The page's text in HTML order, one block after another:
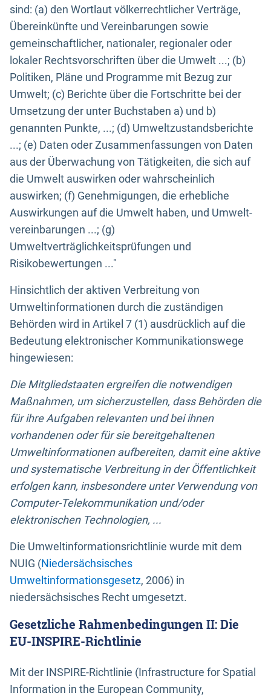
sind: (a) den Wortlaut völkerrechtlicher Verträge,
Übereinkünfte und Vereinbarungen sowie
gemeinschaftlicher, nationaler, regionaler oder
lokaler Rechtsvorschriften über die Umwelt ...; (b)
Politiken, Pläne und Programme mit Bezug zur
Umwelt; (c) Berichte über die Fortschritte bei der
Umsetzung der unter Buchstaben a) und b)
genannten Punkte, ...; (d) Umweltzustandsberichte
...; (e) Daten oder Zusammenfassungen von Daten
aus der Überwachung von Tätigkeiten, die sich auf
die Umwelt auswirken oder wahrscheinlich
auswirken; (f) Genehmigungen, die erhebliche
Auswirkungen auf die Umwelt haben, und Umwelt-
vereinbarungen ...; (g)
Umweltverträglichkeitsprüfungen und
Risikobewertungen ..."
Hinsichtlich der aktiven Verbreitung von
Umweltinformationen durch die zuständigen
Behörden wird in Artikel 7 (1) ausdrücklich auf die
Bedeutung elektronischer Kommunikationswege
hingewiesen:
Die Mitgliedstaaten ergreifen die notwendigen
Maßnahmen, um sicherzustellen, dass Behörden die
für ihre Aufgaben relevanten und bei ihnen
vorhandenen oder für sie bereitgehaltenen
Umweltinformationen aufbereiten, damit eine aktive
und systematische Verbreitung in der Öffentlichkeit
erfolgen kann, insbesondere unter Verwendung von
Computer-Telekommunikation und/oder
elektronischen Technologien, ...
Die Umweltinformationsrichtlinie wurde mit dem
NUIG (Niedersächsisches
Umweltinformationsgesetz, 2006) in
niedersächsisches Recht umgesetzt.
Gesetzliche Rahmenbedingungen II: Die
EU-INSPIRE-Richtlinie
Mit der INSPIRE-Richtlinie (Infrastructure for Spatial
Information in the European Community,